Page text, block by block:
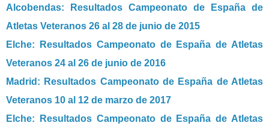
Alcobendas: Resultados Campeonato de España de
Atletas Veteranos 26 al 28 de junio de 2015
Elche: Resultados Campeonato de España de Atletas
Veteranos 24 al 26 de junio de 2016
Madrid: Resultados Campeonato de España de Atletas
Veteranos 10 al 12 de marzo de 2017
Elche: Resultados Campeonato de España de Atletas